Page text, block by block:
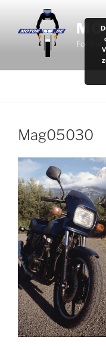
springen
For the
Mag05030